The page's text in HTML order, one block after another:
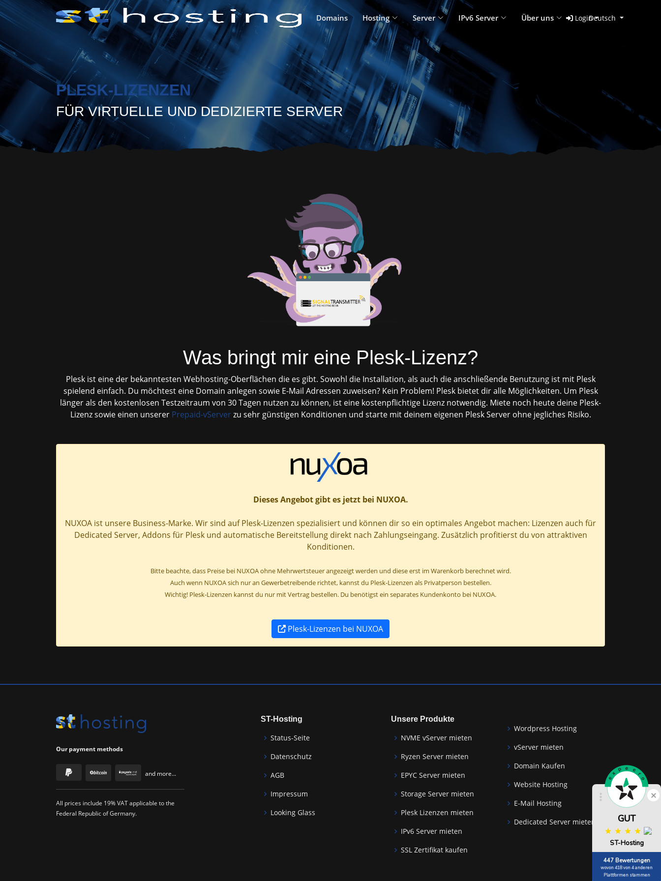
Domains Hosting Server IPv6 Server Über uns LoginDeutsch
PLESK-LIZENZEN
FÜR VIRTUELLE UND DEDIZIERTE SERVER
Was bringt mir eine Plesk-Lizenz?
Plesk ist eine der bekanntesten Webhosting-Oberflächen die es gibt. Sowohl die Installation, als auch die anschließende Benutzung ist mit Plesk
spielend einfach. Du möchtest eine Domain anlegen sowie E-Mail Adressen zuweisen? Kein Problem! Plesk bietet dir alle Möglichkeiten. Um Plesk
länger als den kostenlosen Testzeitraum von 30 Tagen nutzen zu können, ist eine kostenpflichtige Lizenz notwendig. Miete noch heute deine Plesk-
Lizenz sowie einen unserer Prepaid-vServerzu sehr günstigen Konditionen und starte mit deinem eigenen Plesk Server ohne jegliches Risiko.
Dieses Angebot gibt es jetzt bei NUXOA.
NUXOA ist unsere Business-Marke. Wir sind auf Plesk-Lizenzen spezialisiert und können dir so ein optimales Angebot machen: Lizenzen auch für
Dedicated Server, Addons für Plesk und automatische Bereitstellung direkt nach Zahlungseingang. Zusätzlich profitierst du von attraktiven
Konditionen.
Bitte beachte, dass Preise bei NUXOA ohne Mehrwertsteuer angezeigt werden und diese erst im Warenkorb berechnet wird.
Auch wenn NUXOA sich nur an Gewerbetreibende richtet, kannst du Plesk-Lizenzen als Privatperson bestellen.
Wichtig! Plesk-Lizenzen kannst du nur mit Vertrag bestellen. Du benötigst ein separates Kundenkonto bei NUXOA.
Plesk-Lizenzen bei NUXOA
Our payment methods
and more...
All prices include 19% VAT applicable to the
Federal Republic of Germany.
ST-Hosting
Status-Seite
Datenschutz
AGB
Impressum
Looking Glass
Unsere Produkte
NVME vServer mieten
Ryzen Server mieten
EPYC Server mieten
Storage Server mieten
Plesk Lizenzen mieten
IPv6 Server mieten
SSL Zertifikat kaufen
Wordpress Hosting
vServer mieten
Domain Kaufen
Website Hosting
E-Mail Hosting
Dedicated Server mieten
GUT
ST-Hosting
447 Bewertungen
wovon 418 von 4 anderen
Plattformen stammen